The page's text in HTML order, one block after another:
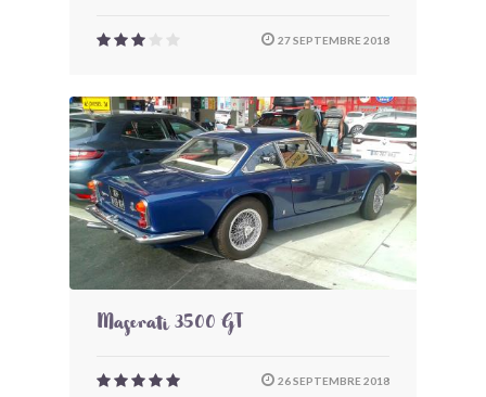
27 SEPTEMBRE 2018
Maserati 3500 GT
26 SEPTEMBRE 2018